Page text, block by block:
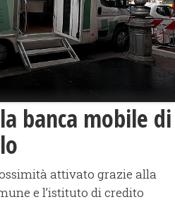
banca mobile di
attivato grazie alla
e l’istituto di credito